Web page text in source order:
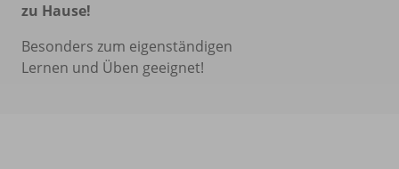
zu Hause!
Besonders zum eigenständigen
Lernen und Üben geeignet!